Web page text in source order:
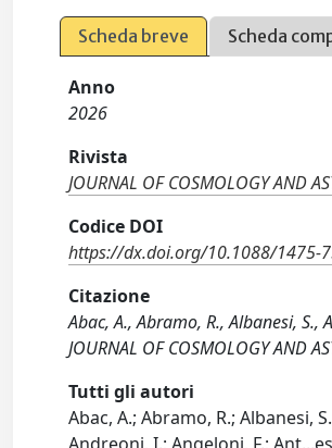
Scheda breve Scheda
Anno
2026
Rivista
JOURNAL OF COSMOLOGY AND
Codice DOI
https://dx.doi.org/10.1088/1475-
Citazione
Abac, A., Abramo, R., Albanesi,
JOURNAL OF COSMOLOGY AND
Tutti gli autori
Abac, A.; Abramo, R.; Albanesi,